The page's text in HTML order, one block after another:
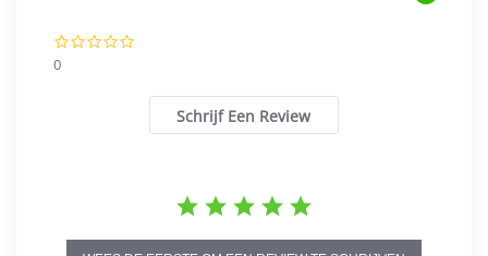
0
Schrijf Een Review